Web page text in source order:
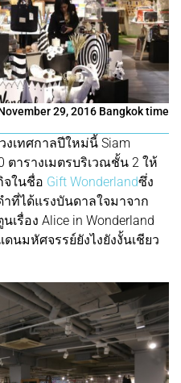
29, 2016 Bangkok time
เทศกาลปีใหม่นี้ Siam
ตารางเมตรบริเวณชั้น 2 ให้
จในชื่อ Gift Wonderlandซึ่ง
ที่ได้แรงบันดาลใจมาจาก
รื่อง Alice in Wonderland
นมหัศจรรย์ยังไงยังงั้นเชียว